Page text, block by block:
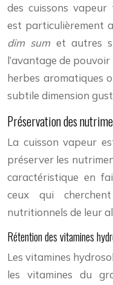
des cuissons vapeur
est particulièrement
dim sum et autres
l’avantage de pouvoir
herbes aromatiques
subtile dimension
Préservation des
La cuisson vapeur
préserver les
caractéristique en
ceux qui
nutritionnels de leur
Rétention des vitamines
Les vitamines
les vitamines du